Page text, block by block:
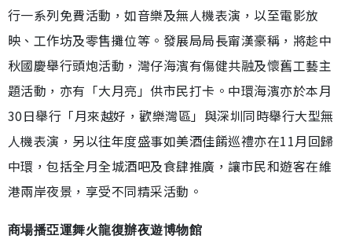
行一系列免費活動，如音樂及無人機表演，以至電影放
映、工作坊及零售攤位等。發展局局長甯漢豪稱，將趁中
秋國慶舉行頭炮活動，灣仔海濱有傷健共融及懷舊工藝主
題活動，亦有「大月亮」供市民打卡。中環海濱亦於本月
30日舉行「月來越好，歡樂灣區」與深圳同時舉行大型無
人機表演，另以往年度盛事如美酒佳餚巡禮亦在11月回歸
中環，包括全月全城酒吧及食肆推廣，讓市民和遊客在維
港兩岸夜景，享受不同精采活動。
商場播亞運舞火龍復辦夜遊博物館